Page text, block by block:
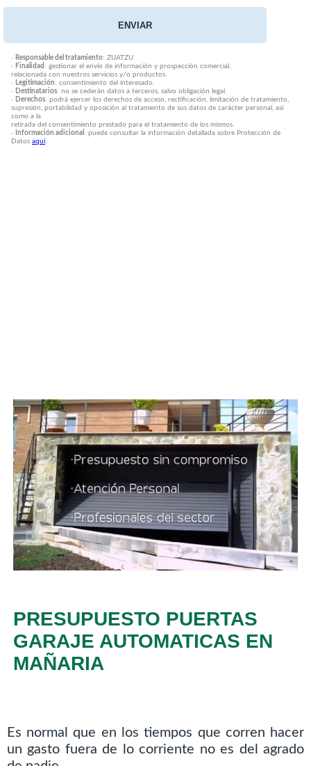
· Responsable del tratamiento: ZUATZU
· Finalidad : gestionar el envío de información y prospección comercial,
relacionada con nuestros servicios y/o productos.
· Legitimación : consentimiento del interesado.
· Destinatarios: no se cederán datos a terceros, salvo obligación legal.
· Derechos: podrá ejercer los derechos de acceso, rectificación, limitación de tratamiento,
supresión, portabilidad y oposición al tratamiento de sus datos de carácter personal, así
como a la
retirada del consentimiento prestado para el tratamiento de los mismos.
·
Información adicional : puede consultar la información detallada sobre Protección de
Datos aquí.
PRESUPUESTO PUERTAS
GARAJE AUTOMATICAS EN
MAÑARIA
Es normal que en los tiempos que corren hacer
un gasto fuera de lo corriente no es del agrado